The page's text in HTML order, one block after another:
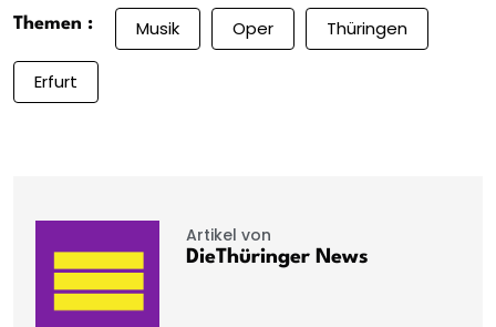
Themen : Musik Oper Thüringen
Erfurt
Artikel von
DieThüringer News